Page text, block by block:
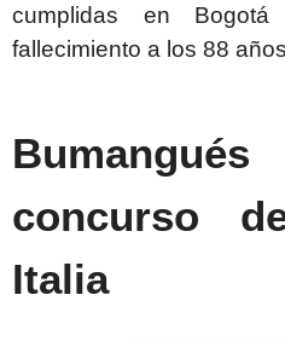
cumplidas en
fallecimiento a los 88
concurso
Italia